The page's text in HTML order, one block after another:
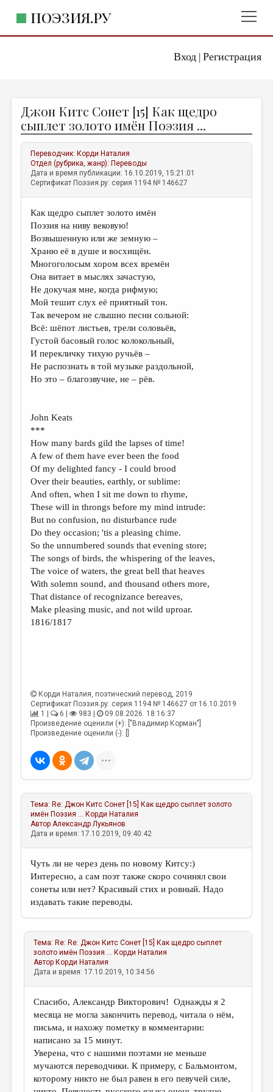
Вход| Регистрация
ПОЭЗИЯ.РУ
ЖАНРЫ
АВТОРЫ
КОММЕНТАРИИ
ЛИТСАЛОН
ПРАВИЛА САЙТА
ОТДЕЛЫ И РУБРИКИ
ИЗБРАННОЕ
ДАЙДЖЕСТ
ПРОИЗВЕДЕНИЯ
ПЕРЕВОДЫ
КОНКУРСЫ
ДЕТСКАЯ КОМНАТА
ОБЗОР ЛИТЕРАТУРЫ
СТРАНИЦЫ ПАМЯТИ
ОБЪЯВЛЕНИЯ
РЕДКОЛЛЕГИЯ
ОТ РЕДАКЦИИ
МАЛАЯ ПРОЗА
ЭССЕИСТИКА
ЛИТЕРАТУРОВЕДЕНИЕ
КУЛЬТУРОВЕДЕНИЕ
ТРЕДИАКОВСКИЙ
МЕДИА
Джон Китс Сонет [15] Как щедро
сыплет золото имён Поэзия ...
Переводчик: Корди Наталия
Отдел (рубрика, жанр): Переводы
Дата и время публикации: 16.10.2019, 15:21:01
Сертификат Поэзия.ру: серия 1194 № 146627
Как щедро сыплет золото имён
Поэзия на ниву вековую!
Возвышенную или же земную –
Храню её в душе и восхищён.
Многоголосым хором всех времён
Она витает в мыслях зачастую,
Не докучая мне, когда рифмую;
Мой тешит слух её приятный тон.
Так вечером не слышно песни сольной:
Всё: шёпот листьев, трели соловьёв,
Густой басовый голос колокольный,
И перекличку тихую ручьёв –
Не распознать в той музыке раздольной,
Но это – благозвучие, не – рёв.
John Keats
***
How many bards gild the lapses of time!
A few of them have ever been the food
Of my delighted fancy - I could brood
Over their beauties, earthly, or sublime:
And often, when I sit me down to rhyme,
These will in throngs before my mind intrude:
But no confusion, no disturbance rude
Do they occasion; 'tis a pleasing chime.
So the unnumbered sounds that evening store;
The songs of birds, the whispering of the leaves,
The voice of waters, the great bell that heaves
With solemn sound, and thousand others more,
That distance of recognizance bereaves,
Make pleasing music, and not wild uproar.
1816/1817
Корди Наталия, поэтический перевод, 2019
Сертификат Поэзия.ру: серия 1194 № 146627 от 16.10.2019
1 |
6 | 983 |
09.08.2026. 18:16:37
Произведение оценили (+): ["Владимир Корман"]
Произведение оценили (-): []
Тема: Re: Джон Китс Сонет [15] Как щедро сыплет золото
имён Поэзия ... Корди Наталия
АвторАлександр Лукьянов
Дата и время: 17.10.2019, 09:40:42
Чуть ли не через день по новому Китсу:)
Интересно, а сам поэт также скоро сочинял свои
сонеты или нет? Красивый стих и ровный. Надо
издавать такие переводы.
Тема: Re: Re: Джон Китс Сонет [15] Как щедро сыплет
золото имён Поэзия ... Корди Наталия
Автор Корди Наталия
Дата и время: 17.10.2019, 10:34:56
Спасибо, Александр Викторович! Однажды я 2
месяца не могла закончить перевод, читала о нём,
письма, и нахожу пометку в комментарии:
написано за 15 минут.
Уверена, что с нашими поэтами не меньше
мучаются переводчики. К примеру, с Бальмонтом,
которому никто не был равен в его певучей силе,